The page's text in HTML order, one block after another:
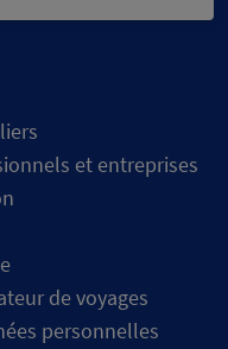
et entreprises
de voyages
personnelles